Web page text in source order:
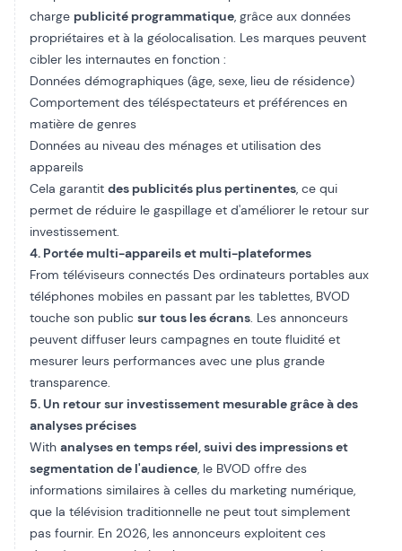
charge publicité programmatique, grâce aux données
propriétaires et à la géolocalisation. Les marques peuvent
cibler les internautes en fonction :
Données démographiques (âge, sexe, lieu de résidence)
Comportement des téléspectateurs et préférences en
matière de genres
Données au niveau des ménages et utilisation des
appareils
Cela garantit des publicités plus pertinentes, ce qui
permet de réduire le gaspillage et d'améliorer le retour sur
investissement.
4. Portée multi-appareils et multi-plateformes
From téléviseurs connectés Des ordinateurs portables aux
téléphones mobiles en passant par les tablettes, BVOD
touche son public sur tous les écrans. Les annonceurs
peuvent diffuser leurs campagnes en toute fluidité et
mesurer leurs performances avec une plus grande
transparence.
5. Un retour sur investissement mesurable grâce à des
analyses précises
With analyses en temps réel, suivi des impressions et
segmentation de l'audience, le BVOD offre des
informations similaires à celles du marketing numérique,
que la télévision traditionnelle ne peut tout simplement
pas fournir. En 2026, les annonceurs exploitent ces